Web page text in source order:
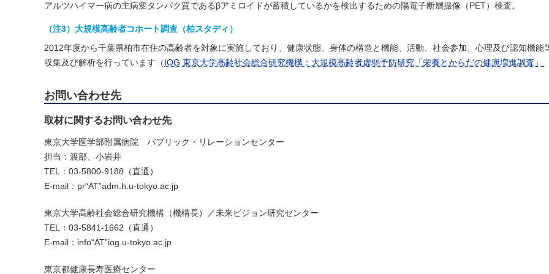
アルツハイマー病の主病変タンパク質であるβアミロイドが蓄積しているかを検出するための陽電子断層撮像（PET）検査。
（注3）大規模高齢者コホート調査（柏スタディ）
2012年度から千葉県柏市在住の高齢者を対象に実施しており、健康状態、身体の構造と機能、活動、社会参加、心理及び認知機能
収集及び解析を行っています（IOG 東京大学高齢社会総合研究機構：大規模高齢者虚弱予防研究「栄養とからだの健康増進調査」
お問い合わせ先
取材に関するお問い合わせ先
東京大学医学部附属病院 パブリック・リレーションセンター
担当：渡部、小岩井
TEL：03-5800-9188（直通）
E-mail：pr“AT”adm.h.u-tokyo.ac.jp
東京大学高齢社会総合研究機構（機構長）／未来ビジョン研究センター
TEL：03-5841-1662（直通）
E-mail：info“AT”iog.u-tokyo.ac.jp
東京都健康長寿医療センター